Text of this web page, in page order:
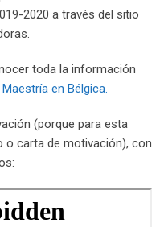
2020 a través del sitio
toda la información
en Bélgica.
(porque para esta
o carta de motivación), con